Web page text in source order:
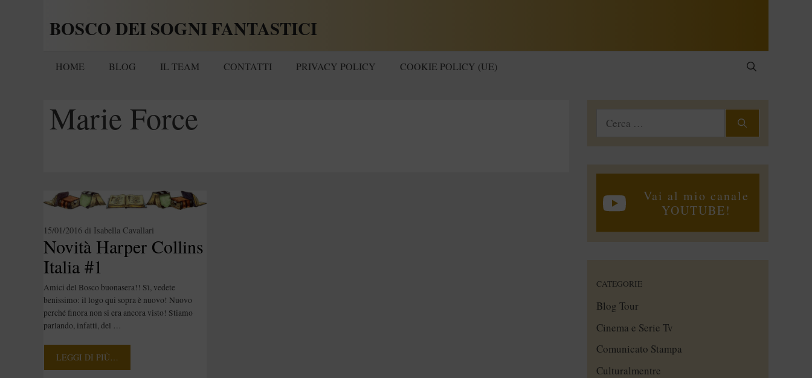
BOSCO DEI SOGNI FANTASTICI
HOME BLOG IL TEAM CONTATTI PRIVACY POLICY COOKIE POLICY (UE)
Marie Force
Novità Harper Collins
Italia #1
15/01/2016 di Isabella Cavallari
Amici del Bosco buonasera!! Sì, vedete
benissimo: il logo qui sopra è nuovo! Nuovo
perché finora non si era ancora visto! Stiamo
parlando, infatti, del …
LEGGI DI PIÙ…
Ricerca
Vai al mio canale
YOUTUBE!
CATEGORIE
Blog Tour
Cinema e Serie Tv
Comunicato Stampa
Culturalmentre